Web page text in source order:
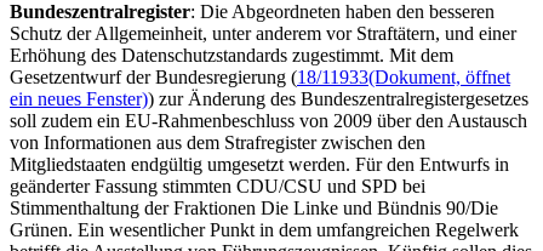
Bundeszentralregister: Die Abgeordneten haben den besseren
Schutz der Allgemeinheit, unter anderem vor Straftätern, und einer
Erhöhung des Datenschutzstandards zugestimmt. Mit dem
Gesetzentwurf der Bundesregierung (18/11933(Dokument, öffnet
ein neues Fenster)) zur Änderung des Bundeszentralregistergesetzes
soll zudem ein EU-Rahmenbeschluss von 2009 über den Austausch
von Informationen aus dem Strafregister zwischen den
Mitgliedstaaten endgültig umgesetzt werden. Für den Entwurfs in
geänderter Fassung stimmten CDU/CSU und SPD bei
Stimmenthaltung der Fraktionen Die Linke und Bündnis 90/Die
Grünen. Ein wesentlicher Punkt in dem umfangreichen Regelwerk